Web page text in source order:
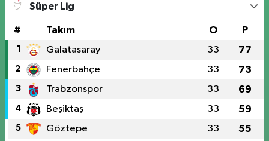
Süper Lig
# Takım O P
1 Galatasaray 33 77
2 Fenerbahçe 33 73
3 Trabzonspor 33 69
4 Beşiktaş 33 59
5 Göztepe 33 55